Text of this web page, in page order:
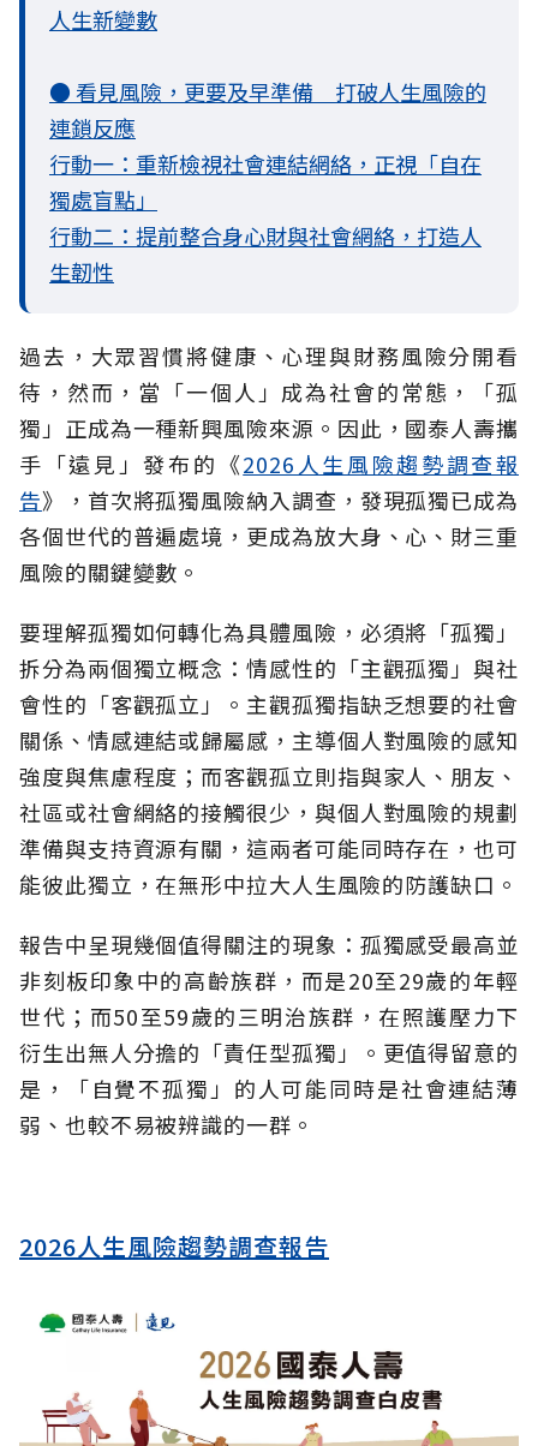
人生新變數
● 看見風險，更要及早準備 打破人生風險的
連鎖反應
行動一：重新檢視社會連結網絡，正視「自在
獨處盲點」
行動二：提前整合身心財與社會網絡，打造人
生韌性
過去，大眾習慣將健康、心理與財務風險分開看
待，然而，當「一個人」成為社會的常態，「孤
獨」正成為一種新興風險來源。因此，國泰人壽攜
手「遠見」發布的《2026人生風險趨勢調查報
告》，首次將孤獨風險納入調查，發現孤獨已成為
各個世代的普遍處境，更成為放大身、心、財三重
風險的關鍵變數。
要理解孤獨如何轉化為具體風險，必須將「孤獨」
拆分為兩個獨立概念：情感性的「主觀孤獨」與社
會性的「客觀孤立」。主觀孤獨指缺乏想要的社會
關係、情感連結或歸屬感，主導個人對風險的感知
強度與焦慮程度；而客觀孤立則指與家人、朋友、
社區或社會網絡的接觸很少，與個人對風險的規劃
準備與支持資源有關，這兩者可能同時存在，也可
能彼此獨立，在無形中拉大人生風險的防護缺口。
報告中呈現幾個值得關注的現象：孤獨感受最高並
非刻板印象中的高齡族群，而是20至29歲的年輕
世代；而50至59歲的三明治族群，在照護壓力下
衍生出無人分擔的「責任型孤獨」。更值得留意的
是，「自覺不孤獨」的人可能同時是社會連結薄
弱、也較不易被辨識的一群。
2026人生風險趨勢調查報告